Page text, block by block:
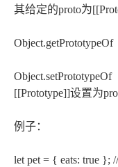
其给定的proto为
[[Prototype]]设置为
例子：
let pet = { eats: true };